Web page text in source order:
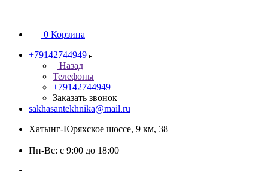
0 Корзина
+79142744949
Назад
Телефоны
+79142744949
Заказать звонок
sakhasantekhnika@mail.ru
Хатынг-Юряхское шоссе, 9 км, 38
Пн-Вс: с 9:00 до 18:00